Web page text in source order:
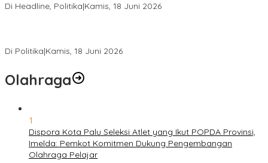
Di Headline, Politika|Kamis, 18 Juni 2026
Di Politika|Kamis, 18 Juni 2026
Olahraga
1
Dispora Kota Palu Seleksi Atlet yang Ikut POPDA Provinsi,
Imelda: Pemkot Komitmen Dukung Pengembangan
Olahraga Pelajar